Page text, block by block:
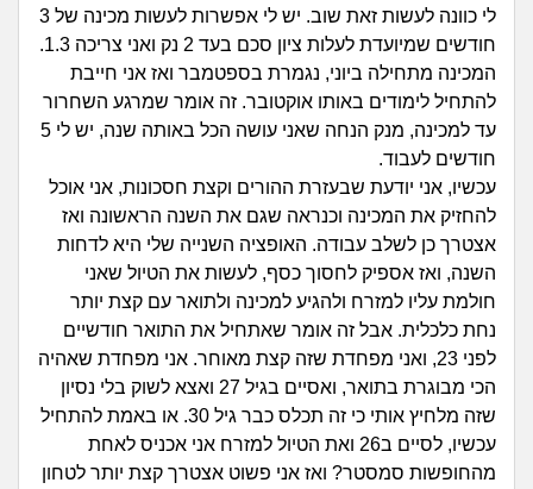
מתחם הטיפים
מדורים
היריון ולידה
הורות ומשפחה
מתבגרים
מהבקו"ם... ועד מתי?!
לימודים וסטודנטים
הרשמה | התחברות
לי כוונה לעשות זאת שוב. יש לי אפשרות לעשות מכינה של 3
חודשים שמיועדת לעלות ציון סכם בעד 2 נק ואני צריכה 1.3.
המכינה מתחילה ביוני, נגמרת בספטמבר ואז אני חייבת
להתחיל לימודים באותו אוקטובר. זה אומר שמרגע השחרור
עד למכינה, מנק הנחה שאני עושה הכל באותה שנה, יש לי 5
חודשים לעבוד.
עכשיו, אני יודעת שבעזרת ההורים וקצת חסכונות, אני אוכל
להחזיק את המכינה וכנראה שגם את השנה הראשונה ואז
אצטרך כן לשלב עבודה. האופציה השנייה שלי היא לדחות
השנה, ואז אספיק לחסוך כסף, לעשות את הטיול שאני
חולמת עליו למזרח ולהגיע למכינה ולתואר עם קצת יותר
נחת כלכלית. אבל זה אומר שאתחיל את התואר חודשיים
לפני 23, ואני מפחדת שזה קצת מאוחר. אני מפחדת שאהיה
הכי מבוגרת בתואר, ואסיים בגיל 27 ואצא לשוק בלי נסיון
שזה מלחיץ אותי כי זה תכלס כבר גיל 30. או באמת להתחיל
עכשיו, לסיים ב26 ואת הטיול למזרח אני אכניס לאחת
מהחופשות סמסטר? ואז אני פשוט אצטרך קצת יותר לטחון